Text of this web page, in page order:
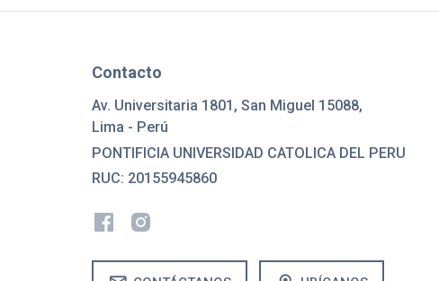
Contacto
Av. Universitaria 1801, San Miguel 15088,
Lima - Perú
PONTIFICIA UNIVERSIDAD CATOLICA DEL PERU
RUC: 20155945860